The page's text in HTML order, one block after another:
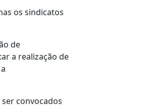
os sindicatos
de
a realização de
convocados